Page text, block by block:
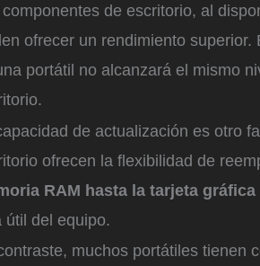
componentes de escritorio, al
ofrecer un rendimiento
portátil no alcanzará el mismo
de actualización es otro
ofrecen la flexibilidad de
RAM hasta la tarjeta
útil del equipo.
muchos portátiles tienen